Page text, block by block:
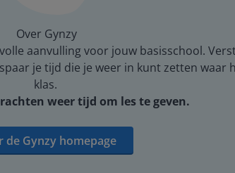
Over Gynzy
aanvulling voor jouw basisschool.
je tijd die je weer in kunt zetten waar
klas.
weer tijd om les te geven.
de Gynzy homepage